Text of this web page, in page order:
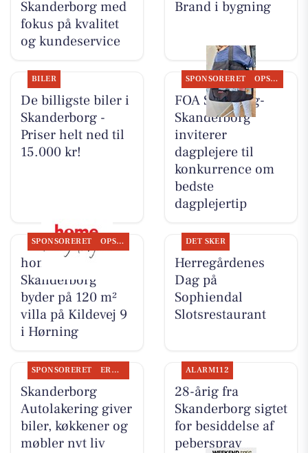
Skanderborg med
fokus på kvalitet
og kundeservice
Brand i bygning
BILER
De billigste biler i
Skanderborg -
Priser helt ned til
15.000 kr!
SPONSORERET OPSLAGSTAVLEN
FOA Silkeborg-
Skanderborg
inviterer
dagplejere til
konkurrence om
bedste
dagplejertip
SPONSORERET OPSLAGSTAVLEN
home
Skanderborg
byder på 120 m²
villa på Kildevej 9
i Hørning
DET SKER
Herregårdenes
Dag på
Sophiendal
Slotsrestaurant
SPONSORERET ERHVERV
Skanderborg
Autolakering giver
biler, køkkener og
møbler nyt liv
ALARM112
28-årig fra
Skanderborg sigtet
for besiddelse af
peberspray